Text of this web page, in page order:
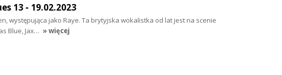
13 - 19.02.2023
występująca jako Raye. Ta brytyjska wokalistka od lat jest na scenie
Blue, Jax… » więcej